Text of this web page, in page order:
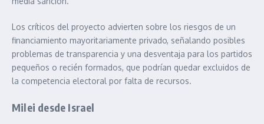
Los críticos del proyecto advierten sobre los riesgos de un
financiamiento mayoritariamente privado, señalando posibles
problemas de transparencia y una desventaja para los partidos
pequeños o recién formados, que podrían quedar excluidos de
la competencia electoral por falta de recursos.
Milei desde Israel